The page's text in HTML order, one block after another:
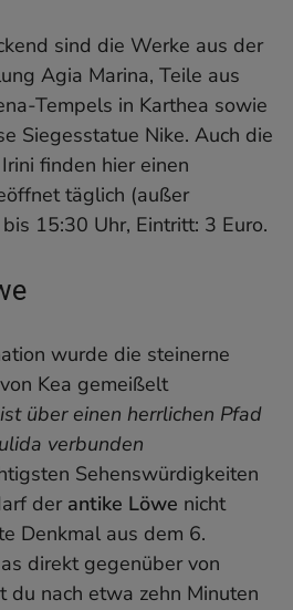
sind die Werke aus der
Agia Marina, Teile aus
Tempels in Karthea sowie
Siegesstatue Nike. Auch die
finden hier einen
täglich (außer
15:30 Uhr, Eintritt: 3 Euro.
über einen herrlichen Pfad
verbunden
Sehenswürdigkeiten
der antike Löwe nicht
Denkmal aus dem 6.
direkt gegenüber von
du nach etwa zehn Minuten